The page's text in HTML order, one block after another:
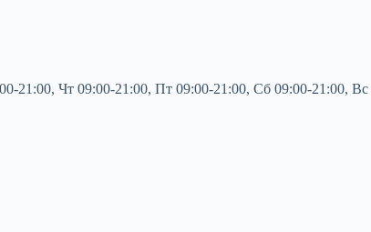
21:00, Чт 09:00-21:00, Пт 09:00-21:00, Сб 09:00-21:00, Вс